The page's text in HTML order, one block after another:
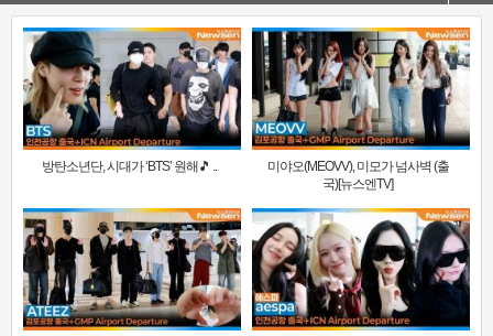
방탄소년단, 시대가 ‘BTS’ 원해🎵 ..
미야오(MEOVV), 미모가 넘사벽 (출
국)[뉴스엔TV]